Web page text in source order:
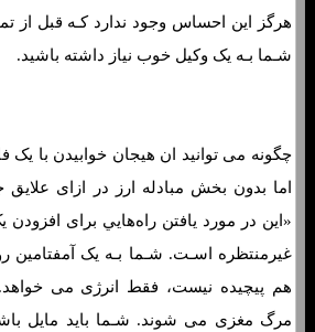
هرگز این احساس وجود ندارد کـه قبل
شـما بـه یک وکیل خوب نیاز داشته باشید.
چگونه می توانید ان هیجان خوابیدن با یک
اما بدون بخش مبادله ارز در ازای
«این در مورد یافتن راه‌هایي برای
غیرمنتظره اسـت. شـما بـه یک آمفتامین
هم پیچیده نیست، فقط انرژی می خواهد.
مرگ مغزی می شوند. شـما باید مایل